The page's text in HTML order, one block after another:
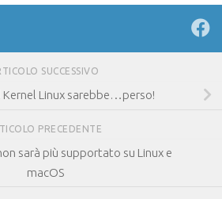
SUCCESSIVO
Kernel Linux sarebbe…perso!
PRECEDENTE
sarà più supportato su Linux e
macOS